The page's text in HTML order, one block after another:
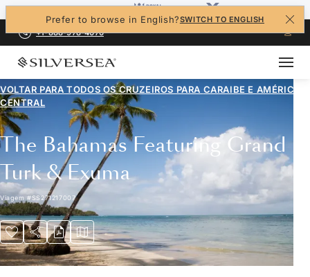
Prefer to browse in English?SWITCH TO ENGLISH
+1-888-978-4070
VOLTAR PARA TODOS OS CRUZEIROS PARA CARAIBE E AMÉRICA
CENTRAL
The Bahamas Featuring Grand
Turk & Exuma
Viagem #SS271217007